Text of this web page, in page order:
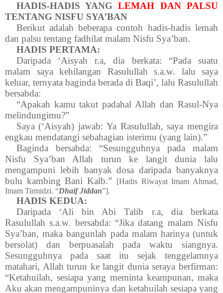
HADIS-HADIS YANGLEMAH DAN PALSU
TENTANG NISFU SYA’BAN
Berikut adalah beberapa contoh hadis-hadis lemah
dan palsu tentang fadhilat malam Nisfu Sya’ban.
HADIS PERTAMA:
Daripada ‘Aisyah r.a, dia berkata: “Pada suatu
malam saya kehilangan Rasulullah s.a.w. lalu saya
keluar, ternyata baginda berada di Baqi’, lalu Rasulullah
bersabda:
“Apakah kamu takut padahal Allah dan Rasul-Nya
melindungimu?”
Saya (‘Aisyah) jawab: Ya Rasulullah, saya mengira
engkau mendatangi sebahagian isterimu (yang lain).”
Baginda bersabda: “Sesungguhnya pada malam
Nisfu Sya’ban Allah turun ke langit dunia lalu
mengampuni lebih banyak dosa daripada banyaknya
bulu kambing Bani Kalb.” [Hadis Riwayat Imam Ahmad,
Imam Tirmidzi. “Dhaif Jiddan”].
HADIS KEDUA:
Daripada ‘Ali bin Abi Talib r.a, dia berkata
Rasulullah s.a.w. bersabda: “Jika datang malam Nisfu
Sya’ban, maka bangunlah pada malam harinya (untuk
bersolat) dan berpuasalah pada waktu siangnya.
Sesungguhnya pada saat itu sejak tenggelamnya
matahari, Allah turun ke langit dunia seraya berfirman:
“Ketahuilah, sesiapa yang meminta keampunan, maka
Aku akan mengampuninya dan ketahuilah sesiapa yang